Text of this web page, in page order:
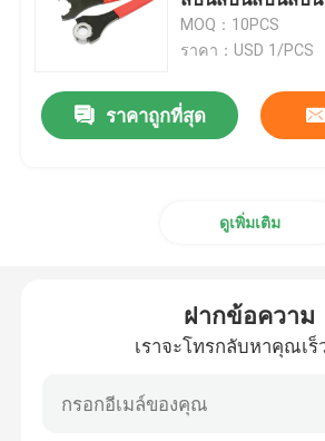
ที่จับเครื่องมือ CATE
แกนดึง CNC
MOQ：10PCS
ราคา：USD 1/PCS
ราคาถูกที่สุด
ดูเพิ่มเติม
ฝากข้อความ
เราจะโทรกลับหาคุณเร็